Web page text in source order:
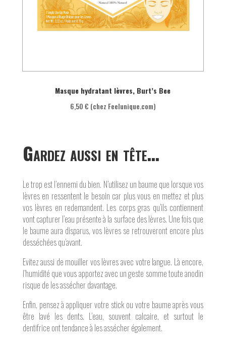
Masque hydratant lèvres, Burt’s Bee
6,50 € (chez Feelunique.com)
Gardez aussi en tête…
Le trop est l’ennemi du bien. N’utilisez un baume que lorsque vos
lèvres en ressentent le besoin car plus vous en mettez et plus
vos lèvres en redemandent. Les corps gras qu’ils contiennent
vont capturer l’eau présente à la surface des lèvres. Une fois que
le baume aura disparus, vos lèvres se retrouveront encore plus
desséchées qu’avant.
Evitez aussi de mouiller vos lèvres avec votre langue. Là encore,
l’humidité que vous apportez avec un geste somme toute anodin
risque de les assécher davantage.
Enfin, pensez à appliquer votre stick ou votre baume après vous
être lavé les dents. L’eau, souvent calcaire, et surtout le
dentifrice ont tendance à les assécher également.